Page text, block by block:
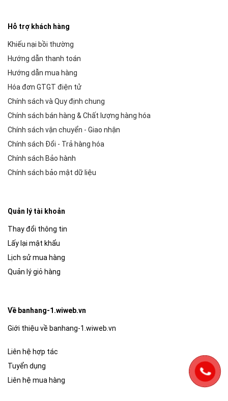
Hỗ trợ khách hàng
Khiếu nại bồi thường
Hướng dẫn thanh toán
Hướng dẫn mua hàng
Hóa đơn GTGT điện tử
Chính sách và Quy định chung
Chính sách bán hàng & Chất lượng hàng hóa
Chính sách vận chuyển - Giao nhận
Chính sách Đổi - Trả hàng hóa
Chính sách Bảo hành
Chính sách bảo mật dữ liệu
Quản lý tài khoản
Thay đổi thông tin
Lấy lại mật khẩu
Lịch sử mua hàng
Quản lý giỏ hàng
Về banhang-1.wiweb.vn
Giới thiệu về banhang-1.wiweb.vn
Liên hệ hợp tác
Tuyển dụng
Liên hệ mua hàng